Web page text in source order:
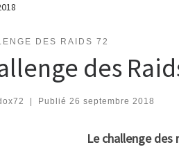
DES RAIDS 72
des
| Publié 26 septembre 2018
Le challenge